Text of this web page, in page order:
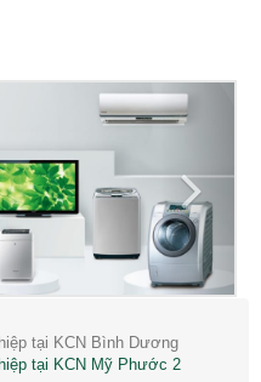
tại KCN Bình Dương
tại KCN Mỹ Phước 2